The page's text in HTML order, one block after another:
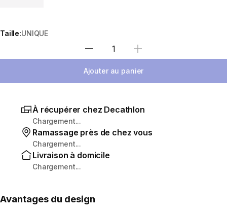
Taille:UNIQUE
Sélectionnez la quantité
Ajouter au panier
À récupérer chez Decathlon
Chargement...
Ramassage près de chez vous
Chargement...
Livraison à domicile
Chargement...
Avantages du design